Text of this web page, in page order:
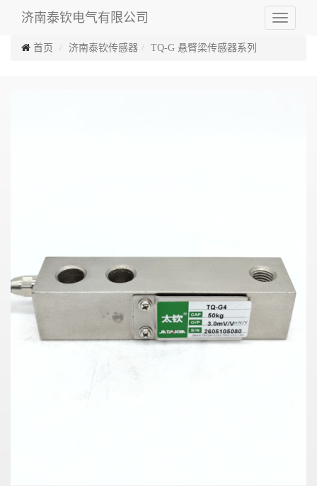
济南泰钦电气有限公司
Toggle
首页
济南泰钦传感器 TQ-G 悬臂梁传感器系列